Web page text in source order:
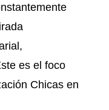
es el foco
Chicas en